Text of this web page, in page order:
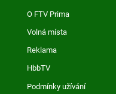
O FTV Prima
Volná místa
Reklama
HbbTV
Podmínky užívání